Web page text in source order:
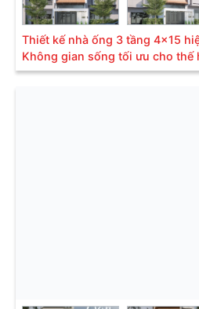
Thiết kế nhà ống 3 tầng 4x15
Không gian sống tối ưu cho thế